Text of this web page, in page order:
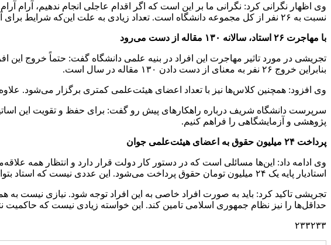
وی اظهار نگرانی کرد: نگرانی ما بر این است که اگر اقدام عاجلی انجام ندهیم، آٰرام
نسبت به ۲۶ نفر از کل مجموعه دانشگاه است. تعداد زیادی به علت این‌که شرایط برای آن‌ها فراهم نیست به عنوان فرصت مطالعاتی می‌روند.
با مهاجرت ۲۶ استاد، سالانه ۱۳۰ مقاله از دست می‌رود
تجریشی در مورد تاثیر مهاجرت این افراد در بنیه علمی دانشگاه گفت: حتماً خروج این
بنابراین خروج ۲۶ نفر به معنای از دست دادن ۱۳۰ مقاله در سال است.
وی افزود: همچنین کلاس‌ها نیز با تعداد اعضای هیئت‌علمی کمتری برگزار می‌شود.
سرپرست دانشگاه شریف درباره راهکارهای پیش رو گفت: برای حفظ و تقویت این
پژوهشی و آزمایشگاهی را فراهم کنیم.
پرداخت ۲۴ میلیون حقوق به اعضای هیئت‌علمی جوان
وی ادامه داد: این‌ها مسائلی است که در دستور کار دولت قرار دارد و انتظار همه
استادیار پایه یک ۲۴ میلیون تومان حقوق پرداخت می‌شود. این عددی نیست که استاد بتواند با آن زندگی خود را بگذراند.
تجریشی تاکید کرد: باید به صورت افراد خاصی به این افراد توجه شود. نیازی نیست به
حداقل‌ها را نیز نظام جمهوری اسلامی تامین کند. این خواسته زیادی نیست که حاکمیت
۲۳۳۲۳۳